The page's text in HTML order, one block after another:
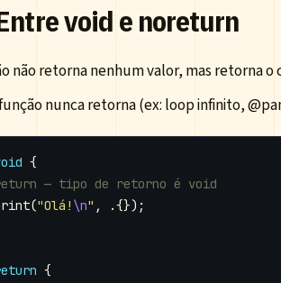
void e noreturn
não retorna nenhum valor, mas retorna
nunca retorna (ex: loop infinito,
{
("Olá! \n" ,
.{});
{